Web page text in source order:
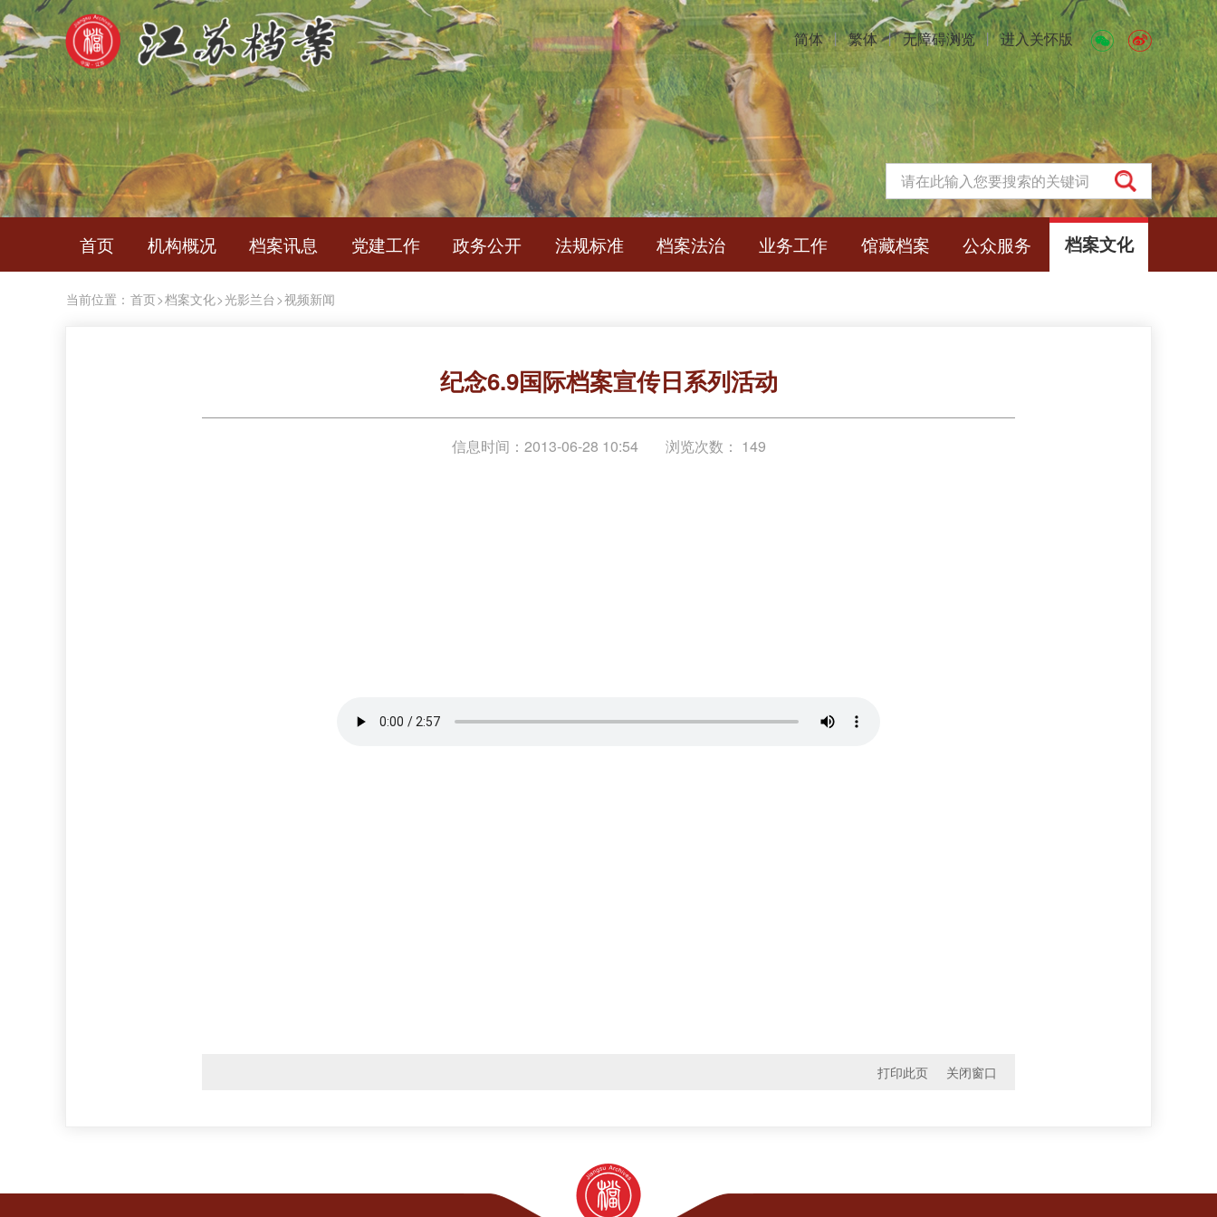
简体 丨 繁体 丨 无障碍浏览 丨 进入关怀版
首页 机构概况 档案讯息 党建工作 政务公开 法规标准 档案法治 业务工作 馆藏档案 公众服务 档案文化
当前位置： 首页>档案文化>光影兰台>视频新闻
纪念6.9国际档案宣传日系列活动
信息时间：2013-06-28 10:54 浏览次数： 149
打印此页 关闭窗口